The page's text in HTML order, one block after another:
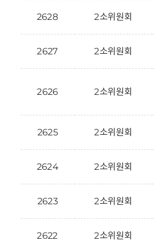
2628 2소위원회
2627 2소위원회
2626 2소위원회
2625 2소위원회
2624 2소위원회
2623 2소위원회
2622 2소위원회